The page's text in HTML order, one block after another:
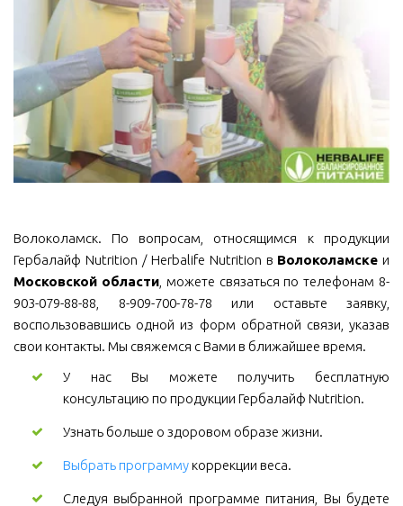
Волоколамск. По вопросам, относящимся к продукции
Гербалайф Nutrition / Herbalife Nutrition в Волоколамске и
Московской области, можете связаться по телефонам 8-
903-079-88-88, 8-909-700-78-78 или оставьте заявку,
воспользовавшись одной из форм обратной связи, указав
свои контакты. Мы свяжемся с Вами в ближайшее время.
У нас Вы можете получить бесплатную
консультацию по продукции Гербалайф Nutrition.
Узнать больше о здоровом образе жизни.
Выбрать программукоррекции веса.
Следуя выбранной программе питания, Вы будете